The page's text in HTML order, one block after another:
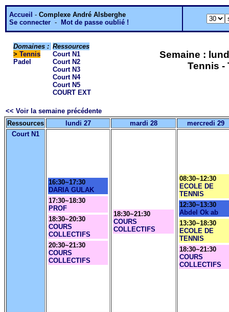
Accueil - Complexe André Alsberghe
Se connecter - Mot de passe oublié !
Domaines :
> Tennis
Padel
Ressources
Court N1
Court N2
Court N3
Court N4
Court N5
COURT EXT
Semaine :
Tennis -
<< Voir la semaine précédente
Ressources
lundi 27 mardi 28
mercredi 29
Court N1
16:30~17:30
DARIA GULAK
17:30~18:30
PROF
18:30~20:30
COURS
COLLECTIFS
20:30~21:30
COURS
COLLECTIFS
18:30~21:30
COURS
COLLECTIFS
08:30~12:30
ECOLE DE
TENNIS
12:30~13:30
Abdel Ok ab
13:30~18:30
ECOLE DE
TENNIS
18:30~21:30
COURS
COLLECTIFS